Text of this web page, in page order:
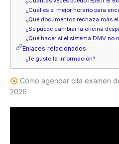
¿Cuál es el mejor horario para
¿Qué documentos rechaza más
¿Se puede cambiar la oficina
¿Qué hacer si el sistema DMV no
Enlaces relacionados
¿Te gusto la información?
Cómo agendar cita examen
2026